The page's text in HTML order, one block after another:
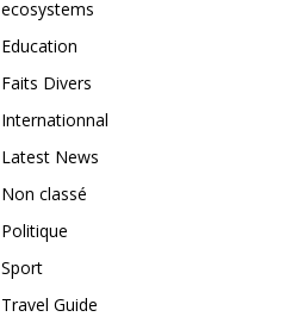
ecosystems
Education
Faits Divers
Internationnal
Latest News
Non classé
Politique
Sport
Travel Guide